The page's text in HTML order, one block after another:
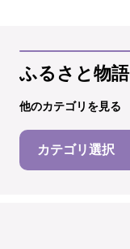
ふるさと物語
他のカテゴリを見る
カテゴリ選択